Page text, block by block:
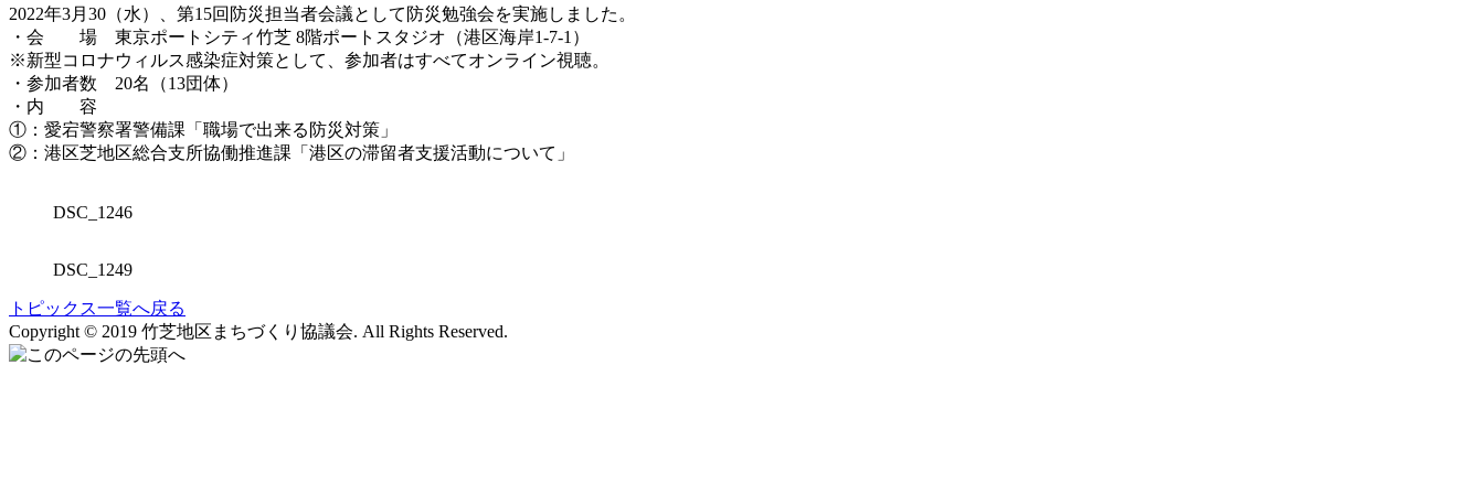
2022年3月30（水）、第15回防災担当者会議として防災勉強会を実施しました。
・会 場 東京ポートシティ竹芝 8階ポートスタジオ（港区海岸1-7-1）
※新型コロナウィルス感染症対策として、参加者はすべてオンライン視聴。
・参加者数 20名（13団体）
・内 容
①：愛宕警察署警備課「職場で出来る防災対策」
②：港区芝地区総合支所協働推進課「港区の滞留者支援活動について」
DSC_1246
DSC_1249
トピックス一覧へ戻る
Copyright © 2019 竹芝地区まちづくり協議会. All Rights Reserved.